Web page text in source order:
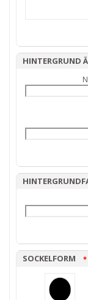
HINTERGRUND
SOCKELFORM *